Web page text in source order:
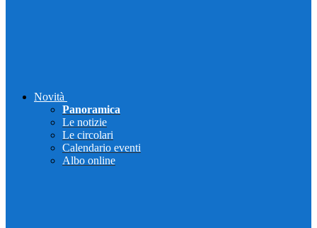
Novità
Panoramica
Le notizie
Le circolari
Calendario eventi
Albo online